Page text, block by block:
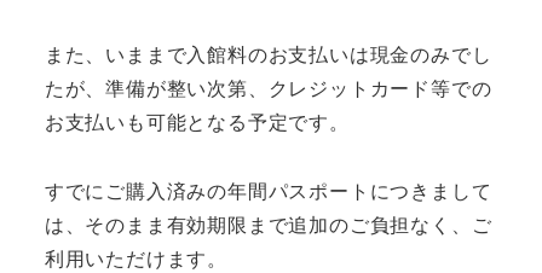
また、いままで入館料のお支払いは現金のみでし
たが、準備が整い次第、クレジットカード等での
お支払いも可能となる予定です。
すでにご購入済みの年間パスポートにつきまして
は、そのまま有効期限まで追加のご負担なく、ご
利用いただけます。